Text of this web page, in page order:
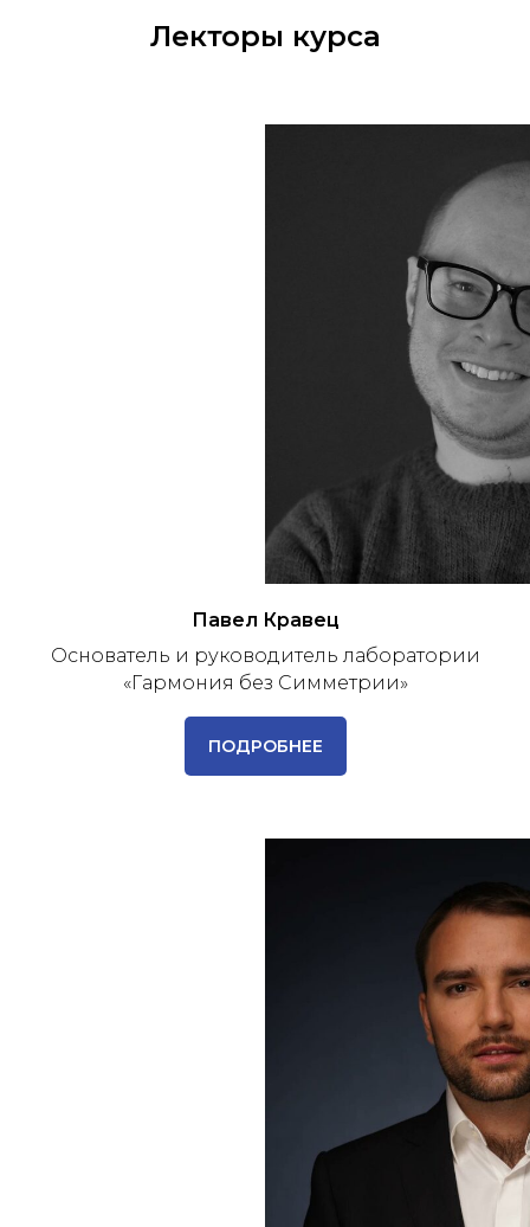
Лекторы курса
Павел Кравец
Основатель и руководитель лаборатории
«Гармония без Симметрии»
ПОДРОБНЕЕ